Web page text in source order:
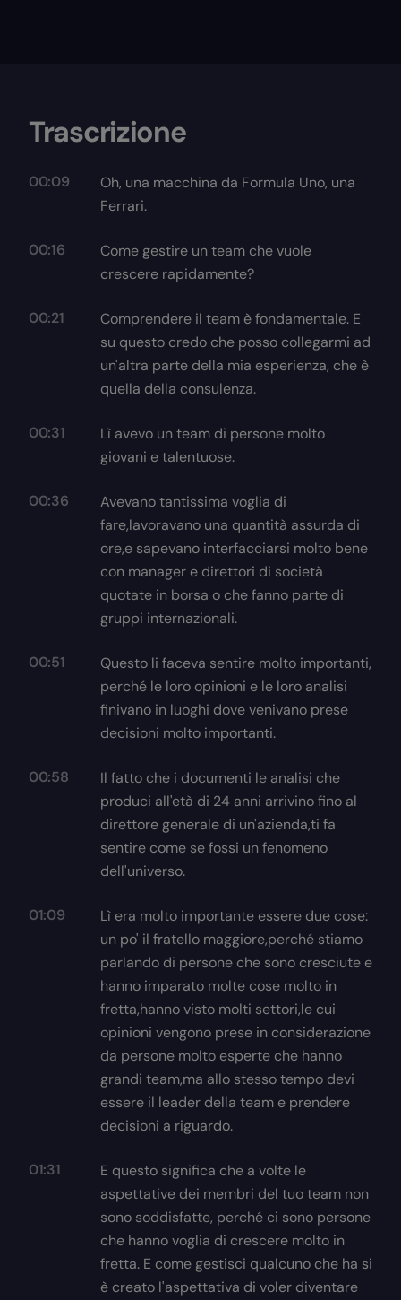
Trascrizione
00:09
Oh, una macchina da Formula Uno, una
Ferrari.
00:16
Come gestire un team che vuole
crescere rapidamente?
00:21
Comprendere il team è fondamentale. E
su questo credo che posso collegarmi ad
un'altra parte della mia esperienza, che è
quella della consulenza.
00:31
Lì avevo un team di persone molto
giovani e talentuose.
00:36
Avevano tantissima voglia di
fare,lavoravano una quantità assurda di
ore,e sapevano interfacciarsi molto bene
con manager e direttori di società
quotate in borsa o che fanno parte di
gruppi internazionali.
00:51
Questo li faceva sentire molto importanti,
perché le loro opinioni e le loro analisi
finivano in luoghi dove venivano prese
decisioni molto importanti.
00:58
Il fatto che i documenti le analisi che
produci all'età di 24 anni arrivino fino al
direttore generale di un'azienda,ti fa
sentire come se fossi un fenomeno
dell'universo.
01:09
Lì era molto importante essere due cose:
un po' il fratello maggiore,perché stiamo
parlando di persone che sono cresciute e
hanno imparato molte cose molto in
fretta,hanno visto molti settori,le cui
opinioni vengono prese in considerazione
da persone molto esperte che hanno
grandi team,ma allo stesso tempo devi
essere il leader della team e prendere
decisioni a riguardo.
01:31
E questo significa che a volte le
aspettative dei membri del tuo team non
sono soddisfatte, perché ci sono persone
che hanno voglia di crescere molto in
fretta. E come gestisci qualcuno che ha si
è creato l'aspettativa di voler diventare